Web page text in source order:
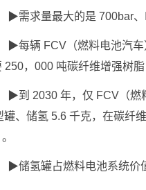
▶需求量最大的是 700bar、
▶每辆 FCV（燃料电池汽车
250，000 吨碳纤维增强树
▶到 2030 年，仅 FCV（燃
罐、储氢 5.6 千克，在碳纤
▶储氢罐占燃料电池系统价